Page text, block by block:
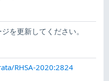
を更新してください。
RHSA-2020:2824